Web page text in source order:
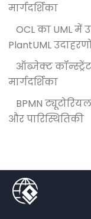
मार्गदर्शिका
OCL का UML में
PlantUML
ऑब्जेक्ट
मार्गदर्शिका
BPMN
और पारिस्थितिकी